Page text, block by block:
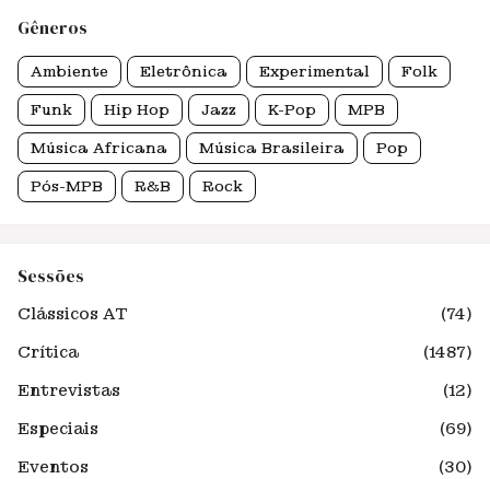
Gêneros
Ambiente Eletrônica Experimental Folk
Funk Hip Hop Jazz K-Pop MPB
Música Africana Música Brasileira Pop
Pós-MPB R&B Rock
Sessões
Clássicos AT
(74)
Crítica
(1487)
Entrevistas
(12)
Especiais
(69)
Eventos
(30)